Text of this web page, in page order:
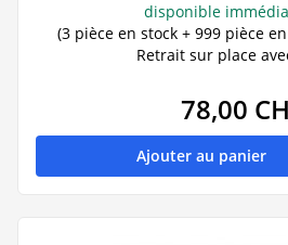
disponible
(3 pièce en stock + 999 pièce
Retrait sur place
78,00
Ajouter au panier